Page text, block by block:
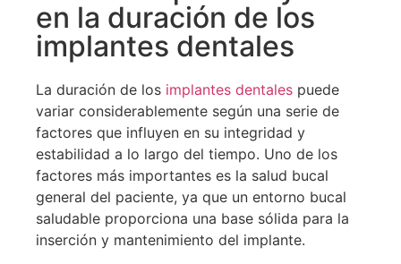
en la duración de los
implantes dentales
La duración de los implantes dentales puede
variar considerablemente según una serie de
factores que influyen en su integridad y
estabilidad a lo largo del tiempo. Uno de los
factores más importantes es la salud bucal
general del paciente, ya que un entorno bucal
saludable proporciona una base sólida para la
inserción y mantenimiento del implante.